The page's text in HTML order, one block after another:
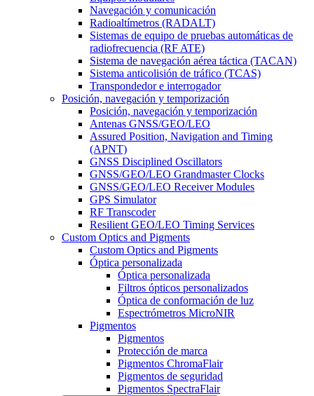
Navegación y comunicación
Radioaltímetros (RADALT)
Sistemas de equipo de pruebas automáticas de
radiofrecuencia (RF ATE)
Sistema de navegación aérea táctica (TACAN)
Sistema anticolisión de tráfico (TCAS)
Transpondedor e interrogador
Posición, navegación y temporización
Posición, navegación y temporización
Antenas GNSS/GEO/LEO
Assured Position, Navigation and Timing
(APNT)
GNSS Disciplined Oscillators
GNSS/GEO/LEO Grandmaster Clocks
GNSS/GEO/LEO Receiver Modules
GPS Simulator
RF Transcoder
Resilient GEO/LEO Timing Services
Custom Optics and Pigments
Custom Optics and Pigments
Óptica personalizada
Óptica personalizada
Filtros ópticos personalizados
Óptica de conformación de luz
Espectrómetros MicroNIR
Pigmentos
Pigmentos
Protección de marca
Pigmentos ChromaFlair
Pigmentos de seguridad
Pigmentos SpectraFlair